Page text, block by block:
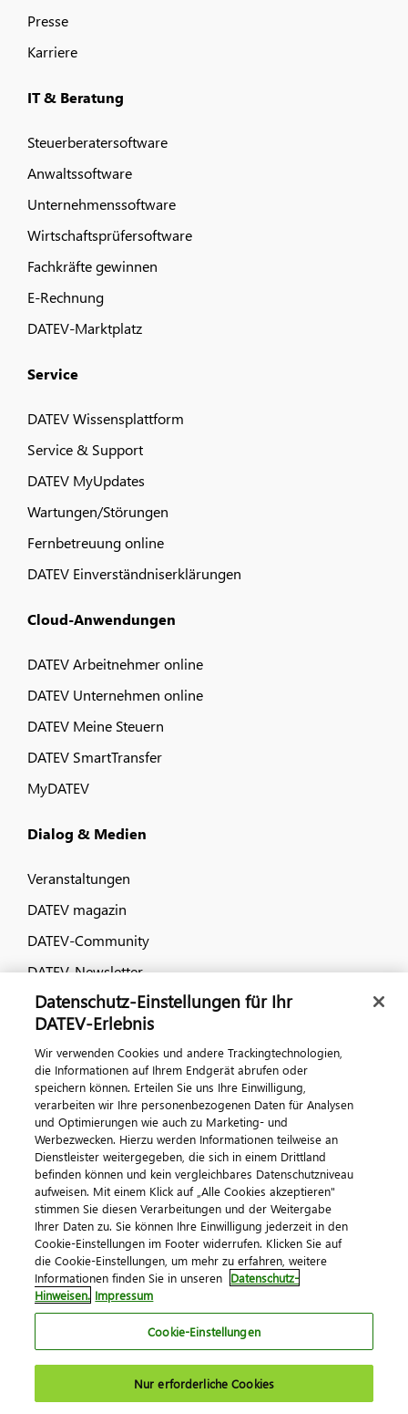
Presse
Karriere
IT & Beratung
Steuerberatersoftware
Anwaltssoftware
Unternehmenssoftware
Wirtschaftsprüfersoftware
Fachkräfte gewinnen
E-Rechnung
DATEV-Marktplatz
Service
DATEV Wissensplattform
Service & Support
DATEV MyUpdates
Wartungen/Störungen
Fernbetreuung online
DATEV Einverständniserklärungen
Cloud-Anwendungen
DATEV Arbeitnehmer online
DATEV Unternehmen online
DATEV Meine Steuern
DATEV SmartTransfer
MyDATEV
Dialog & Medien
Veranstaltungen
DATEV magazin
DATEV-Community
DATEV-Newsletter
Kontaktieren Sie uns
© 2026 DATEV eG
ImpressumDatenschutzAGB Kontakt
Cookie-Einstellungen
Datenschutz-Einstellungen für Ihr
DATEV-Erlebnis
Wir verwenden Cookies und andere Trackingtechnologien,
die Informationen auf Ihrem Endgerät abrufen oder
speichern können. Erteilen Sie uns Ihre Einwilligung,
verarbeiten wir Ihre personenbezogenen Daten für Analysen
und Optimierungen wie auch zu Marketing- und
Werbezwecken. Hierzu werden Informationen teilweise an
Dienstleister weitergegeben, die sich in einem Drittland
befinden können und kein vergleichbares Datenschutzniveau
aufweisen. Mit einem Klick auf „Alle Cookies akzeptieren"
stimmen Sie diesen Verarbeitungen und der Weitergabe
Ihrer Daten zu. Sie können Ihre Einwilligung jederzeit in den
Cookie-Einstellungen im Footer widerrufen. Klicken Sie auf
die Cookie-Einstellungen, um mehr zu erfahren, weitere
Informationen finden Sie in unseren Datenschutz-
Hinweisen. Impressum
Cookie-Einstellungen
Nur erforderliche Cookies